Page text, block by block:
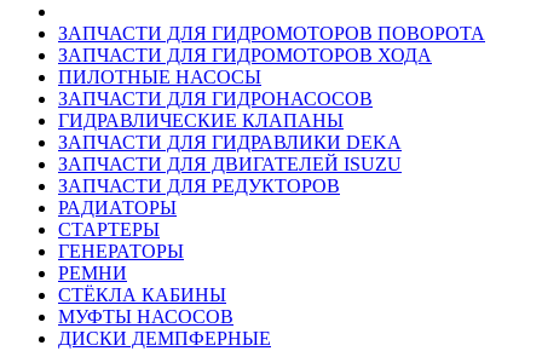
ЗАПЧАСТИ ДЛЯ ГИДРОМОТОРОВ ПОВОРОТА
ЗАПЧАСТИ ДЛЯ ГИДРОМОТОРОВ ХОДА
ПИЛОТНЫЕ НАСОСЫ
ЗАПЧАСТИ ДЛЯ ГИДРОНАСОСОВ
ГИДРАВЛИЧЕСКИЕ КЛАПАНЫ
ЗАПЧАСТИ ДЛЯ ГИДРАВЛИКИ DEKA
ЗАПЧАСТИ ДЛЯ ДВИГАТЕЛЕЙ ISUZU
ЗАПЧАСТИ ДЛЯ РЕДУКТОРОВ
РАДИАТОРЫ
СТАРТЕРЫ
ГЕНЕРАТОРЫ
РЕМНИ
СТЁКЛА КАБИНЫ
МУФТЫ НАСОСОВ
ДИСКИ ДЕМПФЕРНЫЕ